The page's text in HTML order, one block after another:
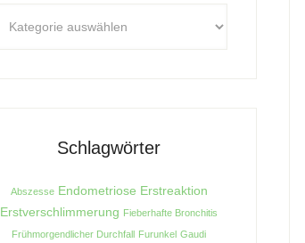
Schlagwörter
Abszesse Endometriose Erstreaktion
Erstverschlimmerung Fieberhafte Bronchitis
Frühmorgendlicher Durchfall Furunkel Gaudi